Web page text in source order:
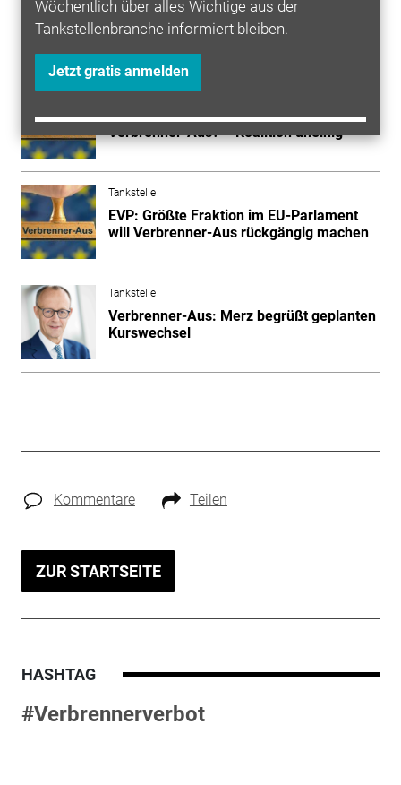
Wöchentlich über alles Wichtige aus der
Tankstellenbranche informiert bleiben.
Jetzt gratis anmelden
Tankstelle
Fragen und Antworten: Aus für das
Verbrenner-Aus? – Koalition uneinig
Tankstelle
EVP: Größte Fraktion im EU-Parlament
will Verbrenner-Aus rückgängig machen
Tankstelle
Verbrenner-Aus: Merz begrüßt geplanten
Kurswechsel
Kommentare Teilen
ZUR STARTSEITE
HASHTAG
#Verbrennerverbot